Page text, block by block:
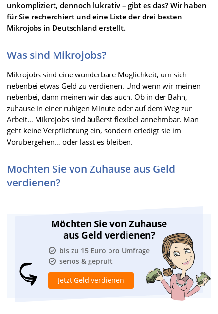
unkompliziert, dennoch lukrativ – gibt es das? Wir haben
für Sie recherchiert und eine Liste der drei besten
Mikrojobs in Deutschland erstellt.
Was sind Mikrojobs?
Mikrojobs sind eine wunderbare Möglichkeit, um sich
nebenbei etwas Geld zu verdienen. Und wenn wir meinen
nebenbei, dann meinen wir das auch. Ob in der Bahn,
zuhause in einer ruhigen Minute oder auf dem Weg zur
Arbeit… Mikrojobs sind äußerst flexibel annehmbar. Man
geht keine Verpflichtung ein, sondern erledigt sie im
Vorübergehen… oder lässt es bleiben.
Möchten Sie von Zuhause aus Geld
verdienen?
Möchten Sie von Zuhause
aus Geld verdienen?
bis zu 15 Euro pro Umfrage
seriös & geprüft
Jetzt Geld verdienen